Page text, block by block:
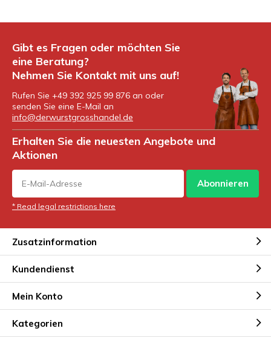
Gibt es Fragen oder möchten Sie
eine Beratung?
Nehmen Sie Kontakt mit uns auf!
Rufen Sie +49 392 925 99 876 an oder
senden Sie eine E-Mail an
info@derwurstgrosshandel.de
Erhalten Sie die neuesten Angebote und
Aktionen
Abonnieren
* Read legal restrictions here
Zusatzinformation
Kundendienst
Mein Konto
Kategorien